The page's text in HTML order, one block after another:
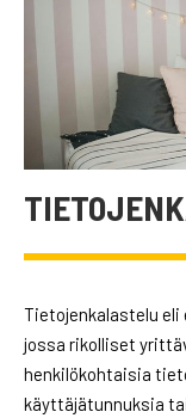
Tietojenkalastelu
jossa rikolliset
henkilökohtaisia
käyttäjätunnuksia